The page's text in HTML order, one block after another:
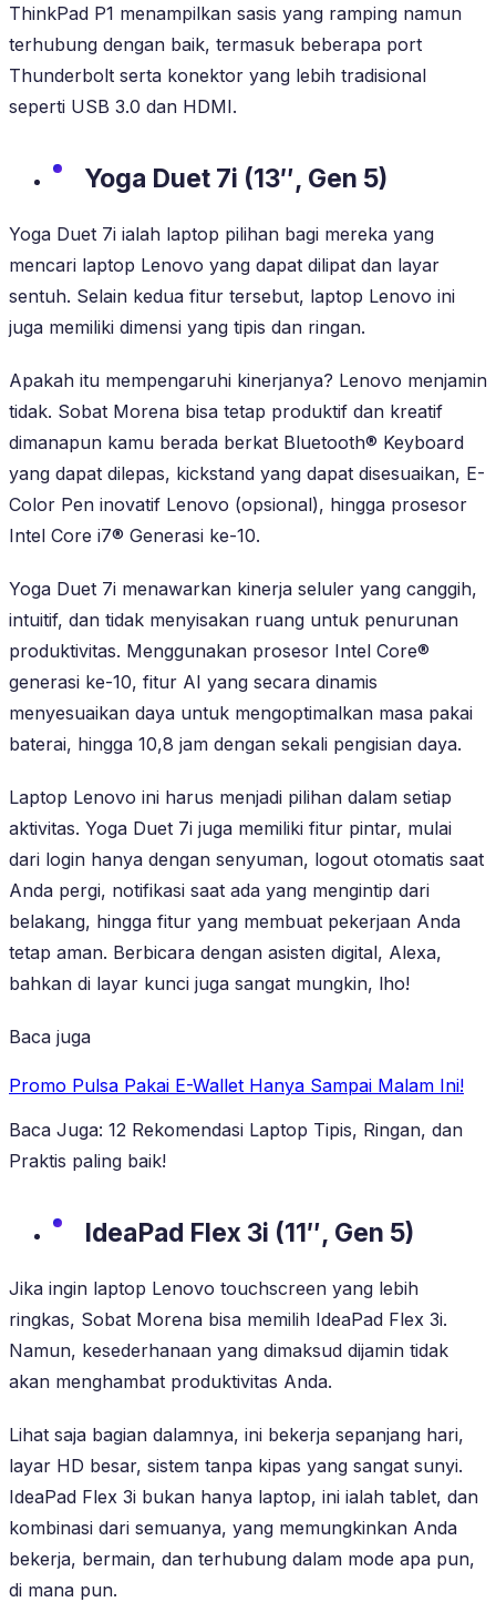
ThinkPad P1 menampilkan sasis yang ramping namun
terhubung dengan baik, termasuk beberapa port
Thunderbolt serta konektor yang lebih tradisional
seperti USB 3.0 dan HDMI.
Yoga Duet 7i (13″, Gen 5)
Yoga Duet 7i ialah laptop pilihan bagi mereka yang
mencari laptop Lenovo yang dapat dilipat dan layar
sentuh. Selain kedua fitur tersebut, laptop Lenovo ini
juga memiliki dimensi yang tipis dan ringan.
Apakah itu mempengaruhi kinerjanya? Lenovo menjamin
tidak. Sobat Morena bisa tetap produktif dan kreatif
dimanapun kamu berada berkat Bluetooth® Keyboard
yang dapat dilepas, kickstand yang dapat disesuaikan, E-
Color Pen inovatif Lenovo (opsional), hingga prosesor
Intel Core i7® Generasi ke-10.
Yoga Duet 7i menawarkan kinerja seluler yang canggih,
intuitif, dan tidak menyisakan ruang untuk penurunan
produktivitas. Menggunakan prosesor Intel Core®
generasi ke-10, fitur AI yang secara dinamis
menyesuaikan daya untuk mengoptimalkan masa pakai
baterai, hingga 10,8 jam dengan sekali pengisian daya.
Laptop Lenovo ini harus menjadi pilihan dalam setiap
aktivitas. Yoga Duet 7i juga memiliki fitur pintar, mulai
dari login hanya dengan senyuman, logout otomatis saat
Anda pergi, notifikasi saat ada yang mengintip dari
belakang, hingga fitur yang membuat pekerjaan Anda
tetap aman. Berbicara dengan asisten digital, Alexa,
bahkan di layar kunci juga sangat mungkin, lho!
Baca juga
Promo Pulsa Pakai E-Wallet Hanya Sampai Malam Ini!
Baca Juga: 12 Rekomendasi Laptop Tipis, Ringan, dan
Praktis paling baik!
IdeaPad Flex 3i (11″, Gen 5)
Jika ingin laptop Lenovo touchscreen yang lebih
ringkas, Sobat Morena bisa memilih IdeaPad Flex 3i.
Namun, kesederhanaan yang dimaksud dijamin tidak
akan menghambat produktivitas Anda.
Lihat saja bagian dalamnya, ini bekerja sepanjang hari,
layar HD besar, sistem tanpa kipas yang sangat sunyi.
IdeaPad Flex 3i bukan hanya laptop, ini ialah tablet, dan
kombinasi dari semuanya, yang memungkinkan Anda
bekerja, bermain, dan terhubung dalam mode apa pun,
di mana pun.